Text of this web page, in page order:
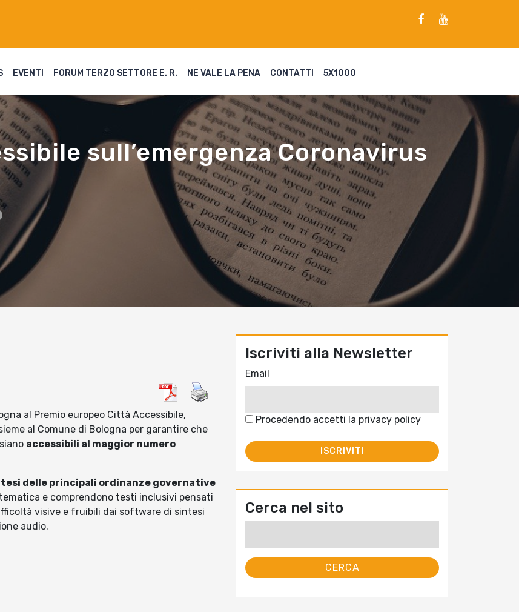
EVENTI FORUM TERZO SETTORE E. R. NE VALE LA PENA CONTATTI 5X1000
sull’emergenza Coronavirus
al Premio europeo Città Accessibile,
al Comune di Bologna per garantire che
siano accessibili al maggior numero
delle principali ordinanze governative
e comprendono testi inclusivi pensati
visive e fruibili dai software di sintesi
audio.
Iscriviti alla Newsletter
Email
Procedendo accetti la privacy policy
Cerca nel sito